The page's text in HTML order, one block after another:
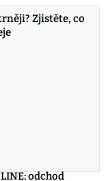
Zjistěte, co
odchod